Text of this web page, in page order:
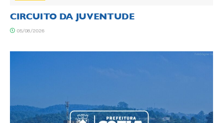
CIRCUITO DA JUVENTUDE
05/08/2026